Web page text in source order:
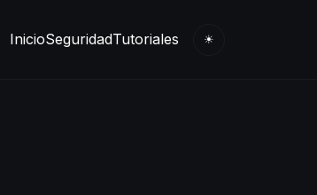
InicioSeguridadTutoriales ☀